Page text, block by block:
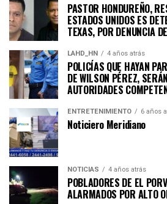
PASTOR HONDUREÑO,
ESTADOS UNIDOS ES
TEXAS, POR DENUNCIA
LAHD_HN 4 años atrás
POLICÍAS QUE HAYAN
DE WILSON PÉREZ,
AUTORIDADES
ENTRETENIMIENTO 6 años
Noticiero Meridiano
NOTICIAS 4 años atrás
POBLADORES DE EL
ALARMADOS POR ALTO